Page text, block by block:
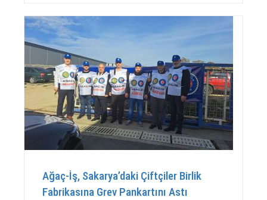
Ağaç-İş, Sakarya’daki Çiftçiler Birlik
Fabrikasına Grev Pankartını Astı